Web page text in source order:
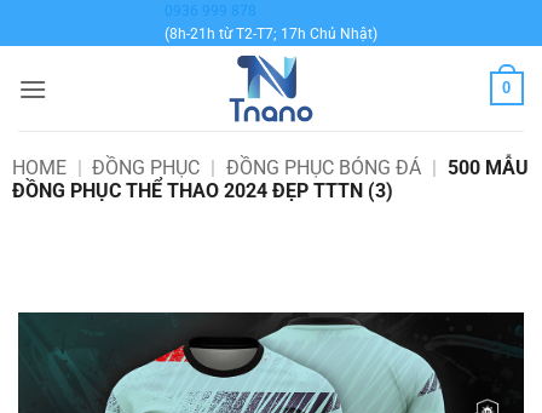
qua
dung
0936 999 878
(8h-21h từ T2-T7; 17h Chủ Nhật)
0
HOME | ĐỒNG PHỤC | ĐỒNG PHỤC BÓNG ĐÁ | 500 MẪU
ĐỒNG PHỤC THỂ THAO 2024 ĐẸP TTTN (3)